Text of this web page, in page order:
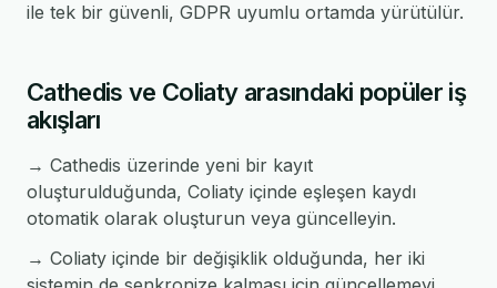
ile tek bir güvenli, GDPR uyumlu ortamda yürütülür.
Cathedis ve Coliaty arasındaki popüler iş
akışları
→ Cathedis üzerinde yeni bir kayıt
oluşturulduğunda, Coliaty içinde eşleşen kaydı
otomatik olarak oluşturun veya güncelleyin.
→ Coliaty içinde bir değişiklik olduğunda, her iki